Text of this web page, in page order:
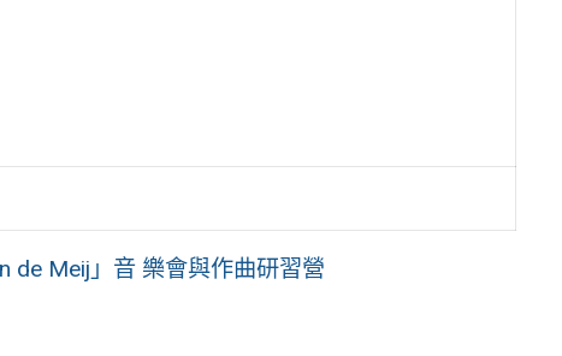
de Meij」音 樂會與作曲研習營